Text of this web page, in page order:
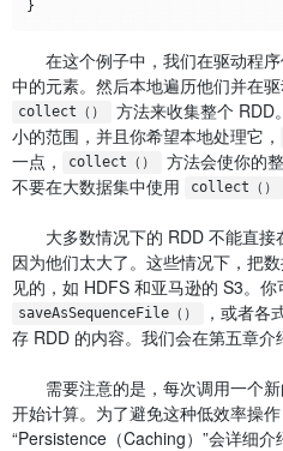
在这个例子中，我们在驱动程序
中的元素。然后本地遍历他们并在
collect（）
方法来收集整个 RDD
小的范围，并且你希望本地处理它，
一点，
collect（）
方法会使你的
不要在大数据集中使用
collect（）
大多数情况下的 RDD 不能直接
因为他们太大了。这些情况下，把
见的，如 HDFS 和亚马逊的 S3。你
saveAsSequenceFile（）
，或者各
存 RDD 的内容。我们会在第五章介
需要注意的是，每次调用一个新
开始计算。为了避免这种低效率操
“Persistence（Caching）”会详细介